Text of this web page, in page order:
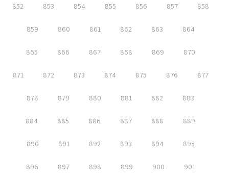
852 853 854 855 856 857 858
859 860 861 862 863 864
865 866 867 868 869 870
871 872 873 874 875 876 877
878 879 880 881 882 883
884 885 886 887 888 889
890 891 892 893 894 895
896 897 898 899 900 901